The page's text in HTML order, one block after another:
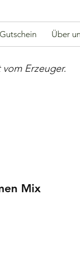
Gutschein Über
Erzeuger.
Mix